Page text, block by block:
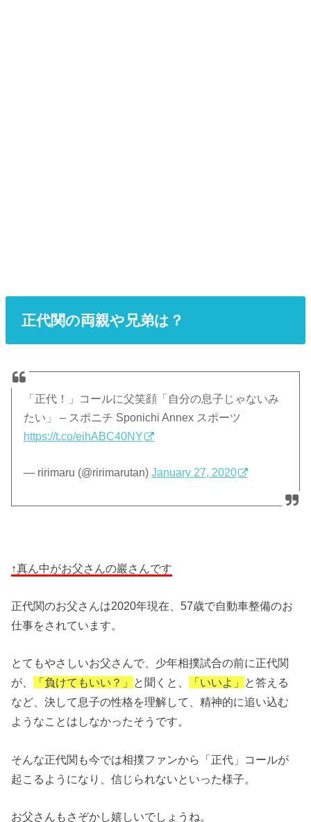
正代関の両親や兄弟は？
「正代！」コールに父笑顔「自分の息子じゃないみ
たい」 – スポニチ Sponichi Annex スポーツ
https://t.co/eihABC40NY
— ririmaru (@ririmarutan)January 27, 2020
↑真ん中がお父さんの巖さんです
正代関のお父さんは2020年現在、57歳で自動車整備のお
仕事をされています。
とてもやさしいお父さんで、少年相撲試合の前に正代関
が、
「負けてもいい？」 と聞くと、 「いいよ」 と答える
など、決して息子の性格を理解して、精神的に追い込む
ようなことはしなかったそうです。
そんな正代関も今では相撲ファンから「正代」コールが
起こるようになり、信じられないといった様子。
お父さんもさぞかし嬉しいでしょうね。